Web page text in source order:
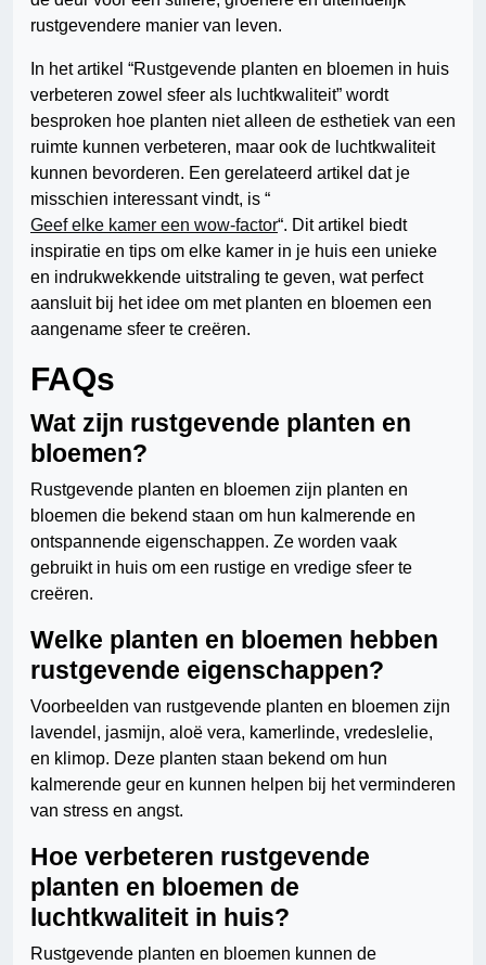
rustgevendere manier van leven.
In het artikel “Rustgevende planten en bloemen in huis
verbeteren zowel sfeer als luchtkwaliteit” wordt
besproken hoe planten niet alleen de esthetiek van een
ruimte kunnen verbeteren, maar ook de luchtkwaliteit
kunnen bevorderen. Een gerelateerd artikel dat je
misschien interessant vindt, is “
Geef elke kamer een wow-factor“. Dit artikel biedt
inspiratie en tips om elke kamer in je huis een unieke
en indrukwekkende uitstraling te geven, wat perfect
aansluit bij het idee om met planten en bloemen een
aangename sfeer te creëren.
FAQs
Wat zijn rustgevende planten en
bloemen?
Rustgevende planten en bloemen zijn planten en
bloemen die bekend staan om hun kalmerende en
ontspannende eigenschappen. Ze worden vaak
gebruikt in huis om een rustige en vredige sfeer te
creëren.
Welke planten en bloemen hebben
rustgevende eigenschappen?
Voorbeelden van rustgevende planten en bloemen zijn
lavendel, jasmijn, aloë vera, kamerlinde, vredeslelie,
en klimop. Deze planten staan bekend om hun
kalmerende geur en kunnen helpen bij het verminderen
van stress en angst.
Hoe verbeteren rustgevende
planten en bloemen de
luchtkwaliteit in huis?
Rustgevende planten en bloemen kunnen de